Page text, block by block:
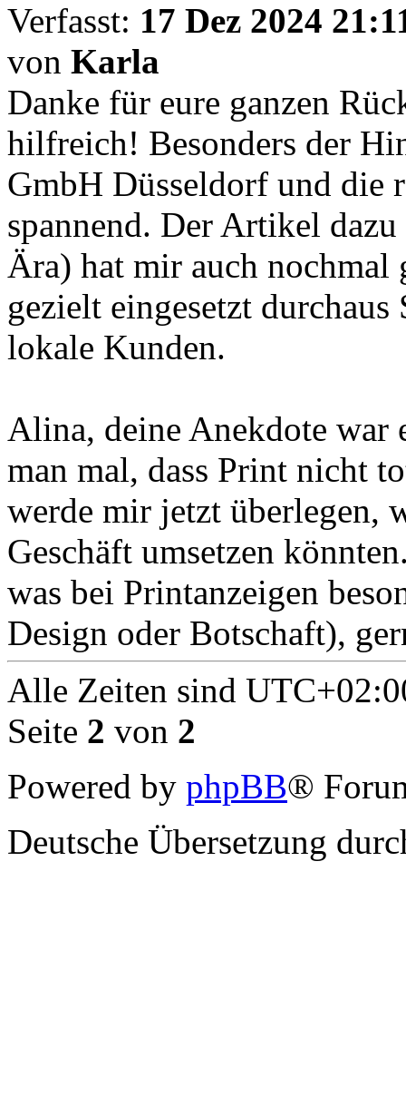
Verfasst: 17 Dez 2024
von Karla
Danke für eure ganzen
hilfreich! Besonders der
GmbH Düsseldorf und die
spannend. Der Artikel
Ära) hat mir auch nochmal
gezielt eingesetzt
lokale Kunden.
Alina, deine Anekdote war
man mal, dass Print nicht
werde mir jetzt überlegen,
Geschäft umsetzen
was bei Printanzeigen
Design oder Botschaft),
Alle Zeiten sind
Seite 2 von 2
Powered by phpBB®
Deutsche Übersetzung